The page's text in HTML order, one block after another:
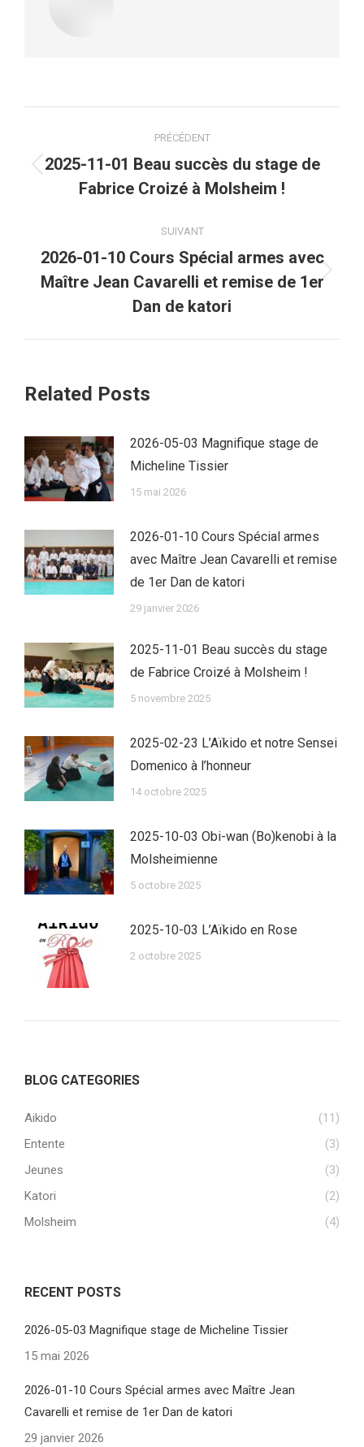
article
PRÉCÉDENT
Article
précédent
2025-11-01 Beau succès du stage de
Fabrice Croizé à Molsheim !
SUIVANT
Article
suivant
2026-01-10 Cours Spécial armes avec
Maître Jean Cavarelli et remise de 1er
Dan de katori
Related Posts
2026-05-03 Magnifique stage de
Micheline Tissier
15 mai 2026
2026-01-10 Cours Spécial armes
avec Maître Jean Cavarelli et remise
de 1er Dan de katori
29 janvier 2026
2025-11-01 Beau succès du stage
de Fabrice Croizé à Molsheim !
5 novembre 2025
2025-02-23 L’Aïkido et notre Sensei
Domenico à l’honneur
14 octobre 2025
2025-10-03 Obi-wan (Bo)kenobi à la
Molsheimienne
5 octobre 2025
2025-10-03 L’Aïkido en Rose
2 octobre 2025
BLOG CATEGORIES
Aikido
(11)
Entente
(3)
Jeunes
(3)
Katori
(2)
Molsheim
(4)
RECENT POSTS
2026-05-03 Magnifique stage de Micheline Tissier
15 mai 2026
2026-01-10 Cours Spécial armes avec Maître Jean
Cavarelli et remise de 1er Dan de katori
29 janvier 2026